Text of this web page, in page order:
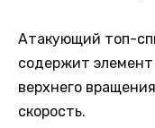
Атакующий топ-
содержит
верхнего
скорость.